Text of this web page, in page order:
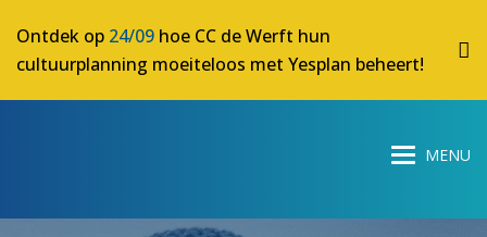
Ontdek op 24/09 hoe CC de Werft hun
cultuurplanning moeiteloos met Yesplan beheert!